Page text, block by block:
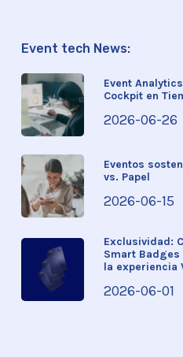
Event tech News:
Event
Cockpit en
2026-06-26
Eventos
vs. Papel
2026-06-15
Exclusividad:
Smart
la experiencia
2026-06-01